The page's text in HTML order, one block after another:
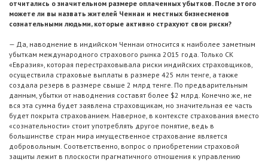
отчитались о значительном размере оплаченных убытков. После этого
можете ли вы назвать жителей Ченнаи и местных бизнесменов
сознательными людьми, которые активно страхуют свои риски?
— Да, наводнение в индийском Ченнаи относится к наиболее заметным
убыткам международного страхового рынка 2015 года. Только СК
«Евразия», которая перестраховывала риски индийских страховщиков,
осуществила страховые выплаты в размере 425 млн тенге, а также
создала резерв в размере свыше 2 млрд тенге. По предварительным
данным, убытки от наводнения составят более $2 млрд. Конечно же, не
вся эта сумма будет заявлена страховщикам, но значительная ее часть
будет покрыта страхованием. Наверное, в контексте страхования вместо
«сознательности» стоит употреблять другое понятие, ведь в
большинстве стран мира имущественное страхование является
добровольным. Соответственно, вопрос о приобретении страховой
защиты лежит в плоскости прагматичного отношения к управлению